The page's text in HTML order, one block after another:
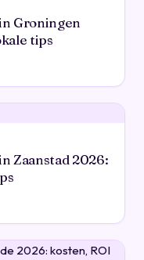
Groningen
tips
Zaanstad 2026: